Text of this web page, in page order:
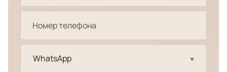
WhatsApp